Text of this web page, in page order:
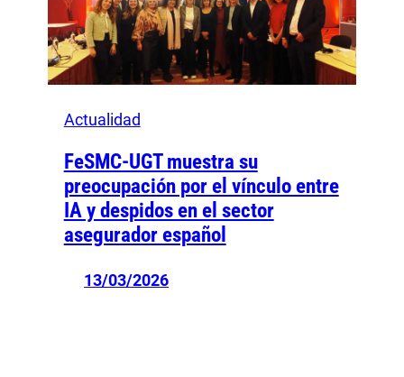
Actualidad
FeSMC-UGT muestra su
preocupación por el vínculo entre
IA y despidos en el sector
asegurador español
13/03/2026